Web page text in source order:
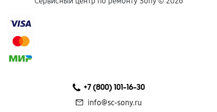
+7 (800) 101-16-30
info@sc-sony.ru